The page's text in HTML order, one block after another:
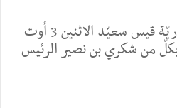
اجتمع رئيس الجمهوريّة قيس سعيّد الاثنين 3 أوت
بكلّ من شكري بن نصير الرئيس